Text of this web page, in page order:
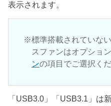
表示されます。
標準搭載されていな
スファンはオプショ
ンの項目でご選択くだ
「USB3.0」「USB3.1」は